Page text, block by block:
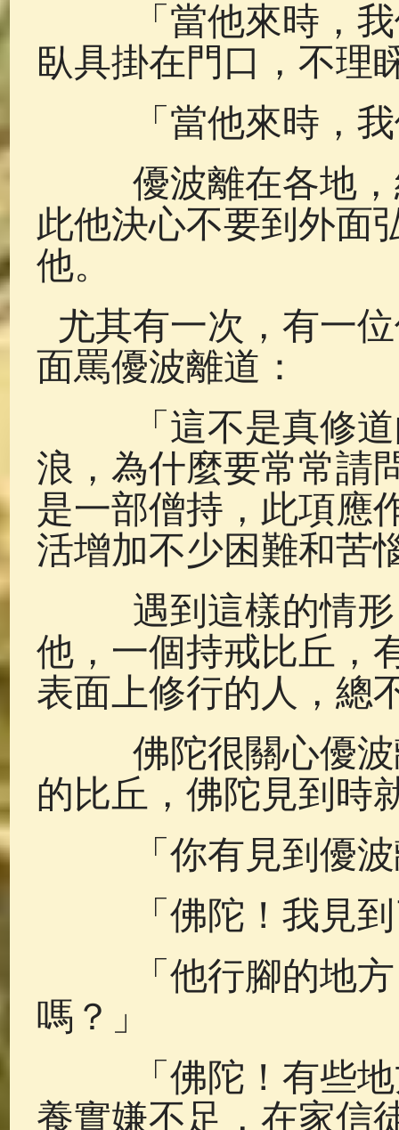
「當他來時，我
臥具掛在門口，不理
「當他來時，我
優波離在各地，
此他決心不要到外面
他。
尤其有一次，有一
面罵優波離道：
「這不是真修道
浪，為什麼要常常請
是一部僧持，此項應
活增加不少困難和苦
遇到這樣的情形
他，一個持戒比丘，
表面上修行的人，總
佛陀很關心優波
的比丘，佛陀見到時
「你有見到優波
「佛陀！我見到
「他行腳的地方
嗎？」
「佛陀！有些地
養實嫌不足，在家信